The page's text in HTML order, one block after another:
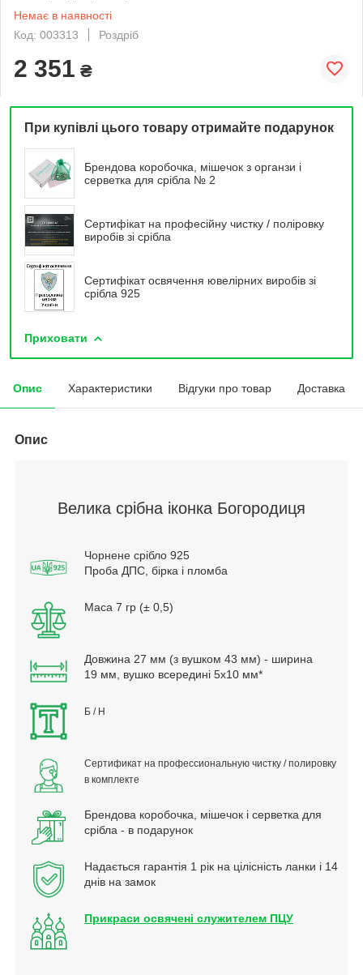
Немає в наявності
Код: 003313
Роздріб
2 351 ₴
При купівлі цього товару отримайте подарунок
Брендова коробочка, мішечок з органзи і
серветка для срібла № 2
Сертифікат на професійну чистку / поліровку
виробів зі срібла
Сертифікат освячення ювелірних виробів зі
срібла 925
Приховати
Опис Характеристики Відгуки про товар Доставка
Опис
Велика срібна іконка Богородиця
Чорнене срібло 925
Проба ДПС, бірка і пломба
Маса 7 гр (± 0,5)
Довжина 27 мм (з вушком 43 мм) - ширина
19 мм, вушко всередині 5х10 мм*
Б / Н
Сертификат на профессиональную чистку / полировку
в комплекте
Брендова коробочка, мішечок і серветка для
срібла - в подарунок
Надається гарантія 1 рік на цілісність ланки і 14
днів на замок
Прикраси освячені служителем ПЦУ